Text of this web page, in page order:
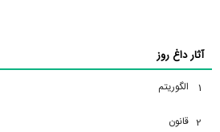
آثار داغ روز
1 الگوریتم
2 قانون